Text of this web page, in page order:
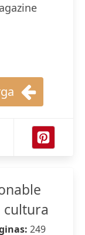
cultura
249